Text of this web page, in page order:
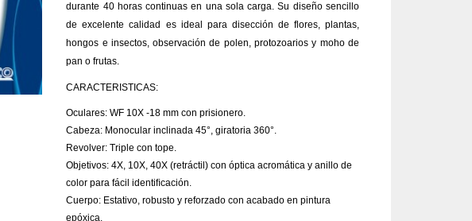
durante 40 horas continuas en una sola carga. Su diseño sencillo
de excelente calidad es ideal para disección de flores, plantas,
hongos e insectos, observación de polen, protozoarios y moho de
pan o frutas.
CARACTERISTICAS:
Oculares: WF 10X -18 mm con prisionero.
Cabeza: Monocular inclinada 45°, giratoria 360°.
Revolver: Triple con tope.
Objetivos: 4X, 10X, 40X (retráctil) con óptica acromática y anillo de
color para fácil identiﬁcación.
Cuerpo: Estativo, robusto y reforzado con acabado en pintura
epóxica.